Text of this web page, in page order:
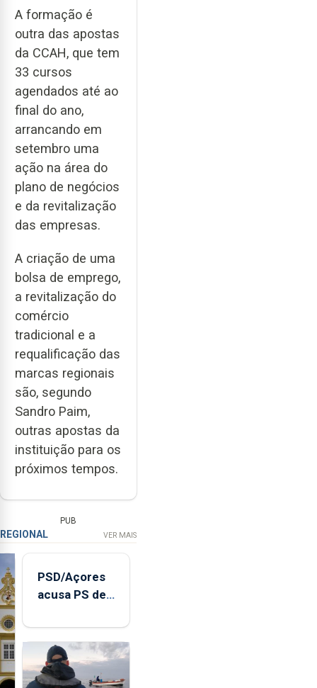
A formação é
outra das apostas
da CCAH, que tem
33 cursos
agendados até ao
final do ano,
arrancando em
setembro uma
ação na área do
plano de negócios
e da revitalização
das empresas.
A criação de uma
bolsa de emprego,
a revitalização do
comércio
tradicional e a
requalificação das
marcas regionais
são, segundo
Sandro Paim,
outras apostas da
instituição para os
próximos tempos.
PUB
REGIONAL VER MAIS
PSD/Açores
acusa PS de
contraditória"
sobre
evolução
turística